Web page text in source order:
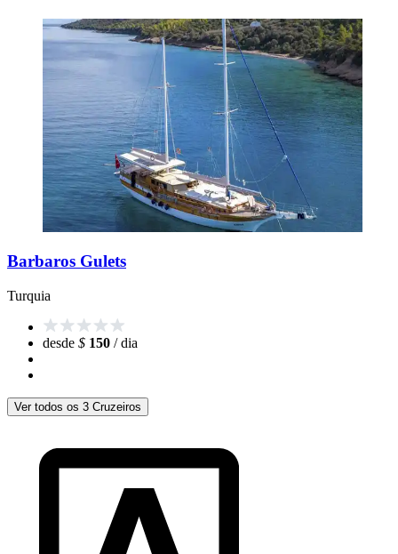
Barbaros Gulets
Turquia
desde $ 150 / dia
Ver todos os 3 Cruzeiros